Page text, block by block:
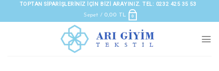
TOPTAN SIPARIŞLERINIZ IÇIN BIZI ARAYINIZ. TEL: 0232 425 35 53
Sepet / 0,00 TL 0